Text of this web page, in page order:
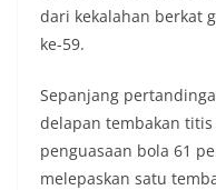
dari kekalahan berkat
ke-59.
Sepanjang
delapan tembakan
penguasaan bola 61
melepaskan satu